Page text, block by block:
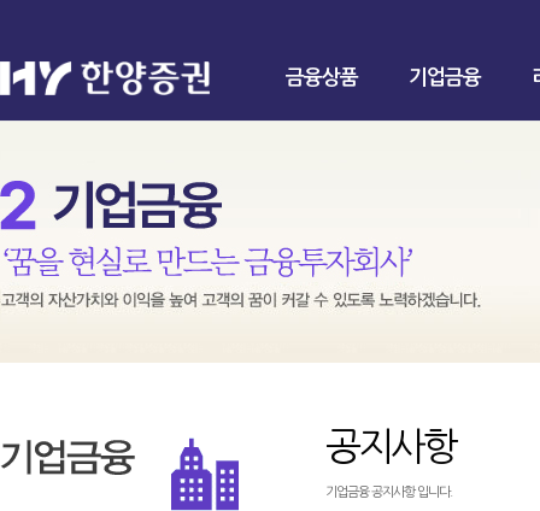
금융상품 기업금융
공지사항
기업금융 공지사항 입니다.